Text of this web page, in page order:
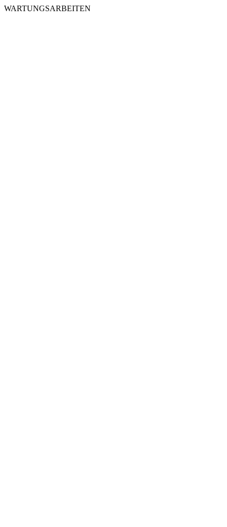
WARTUNGSARBEITEN